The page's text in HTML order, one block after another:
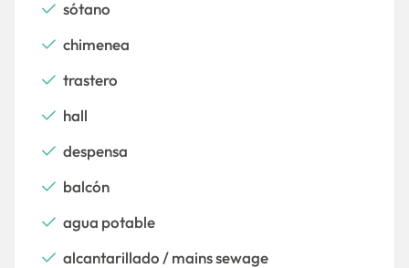
sótano
chimenea
trastero
hall
despensa
balcón
agua potable
alcantarillado / mains sewage